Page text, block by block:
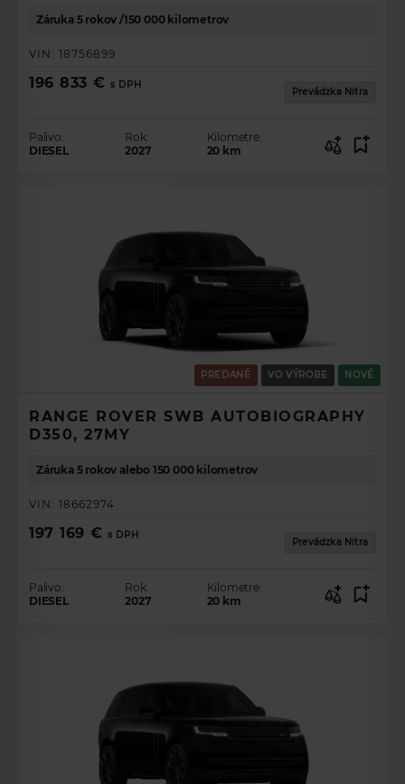
Záruka 5 rokov /150 000 kilometrov
VIN: 18756899
196 833 € s DPH
Prevádzka Nitra
Palivo:
DIESEL
Rok:
2027
Kilometre:
20 km
PREDANÉ VO VÝROBE NOVÉ
RANGE ROVER SWB AUTOBIOGRAPHY
D350, 27MY
Záruka 5 rokov alebo 150 000 kilometrov
VIN: 18662974
197 169 € s DPH
Prevádzka Nitra
Palivo:
DIESEL
Rok:
2027
Kilometre:
20 km